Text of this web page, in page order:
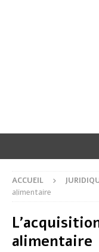
ACCUEIL
alimentaire
alimentaire